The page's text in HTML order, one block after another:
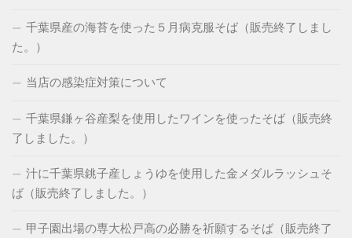
千葉県産の海苔を使った５月病克服そば（販売終了しまし
た。）
当店の感染症対策について
千葉県鎌ヶ谷産梨を使用したワインを使ったそば（販売終
了しました。）
汁に千葉県銚子産しょうゆを使用した金メダルラッシュそ
ば（販売終了しました。）
甲子園出場の専大松戸高の必勝を祈願するそば（販売終了